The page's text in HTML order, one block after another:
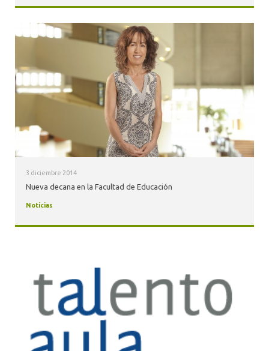
3 diciembre 2014
Nueva decana en la Facultad de Educación
Noticias